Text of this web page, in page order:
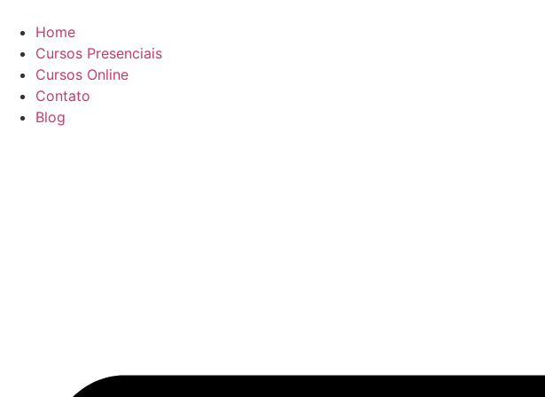
para
conteúdo
Home
Cursos Presenciais
Cursos Online
Contato
Blog